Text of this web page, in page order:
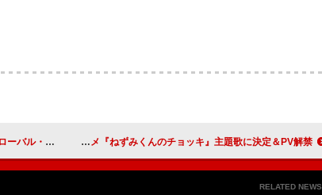
リウム」トップ20に浮上 スカパラ×ムロツヨシ×さかなクン、コラボ新曲がアニメ『ねずみくんのチョッキ』主題歌に決定＆PV解禁
RELATED NEWS